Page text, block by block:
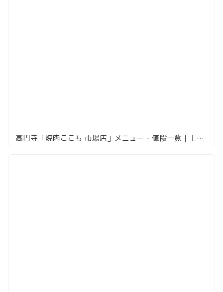
高円寺「焼肉ここち 市場店」メニュー・値段一覧｜上レバーと和牛ハラミを実食